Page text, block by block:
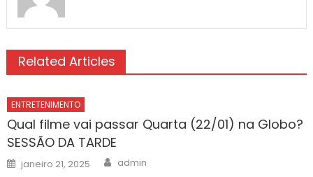
Related Articles
ENTRETENIMENTO
Qual filme vai passar Quarta (22/01) na Globo?
SESSÃO DA TARDE
Posted
on
janeiro 21, 2025 Author
admin